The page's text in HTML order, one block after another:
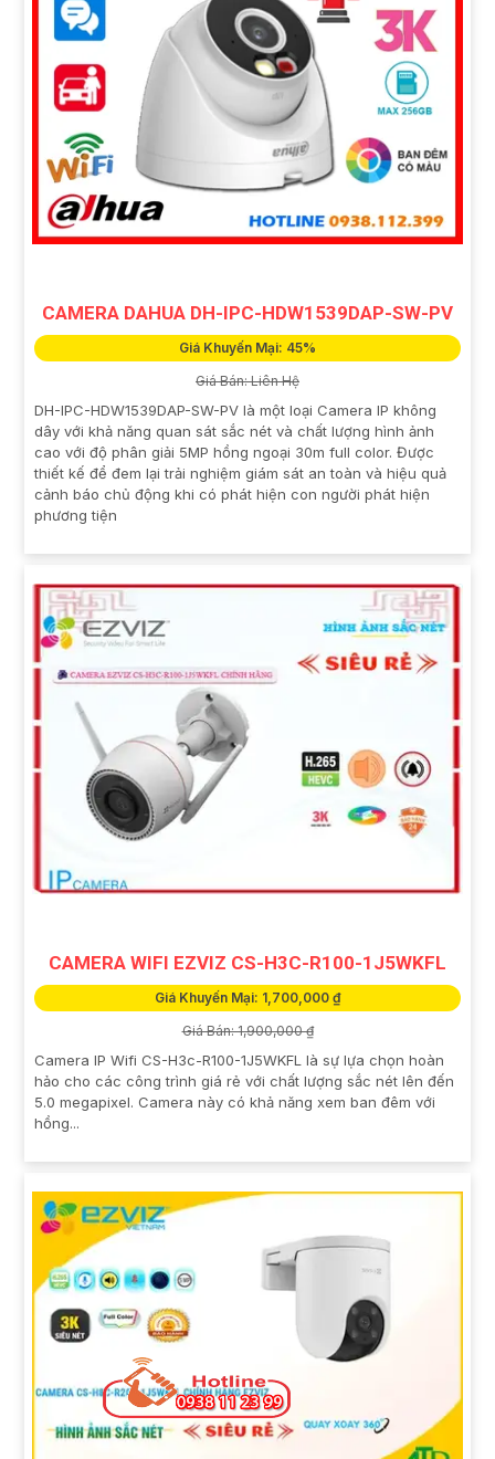
CAMERA DAHUA DH-IPC-HDW1539DAP-SW-PV
Giá Khuyến Mại: 45%
Giá Bán: Liên Hệ
DH-IPC-HDW1539DAP-SW-PV là một loại Camera IP không
dây với khả năng quan sát sắc nét và chất lượng hình ảnh
cao với độ phân giải 5MP hồng ngoại 30m full color. Được
thiết kế để đem lại trải nghiệm giám sát an toàn và hiệu quả
cảnh báo chủ động khi có phát hiện con người phát hiện
phương tiện
CAMERA WIFI EZVIZ CS-H3C-R100-1J5WKFL
Giá Khuyến Mại: 1,700,000 ₫
Giá Bán: 1,900,000 ₫
Camera IP Wifi CS-H3c-R100-1J5WKFL là sự lựa chọn hoàn
hảo cho các công trình giá rẻ với chất lượng sắc nét lên đến
5.0 megapixel. Camera này có khả năng xem ban đêm với
hồng...